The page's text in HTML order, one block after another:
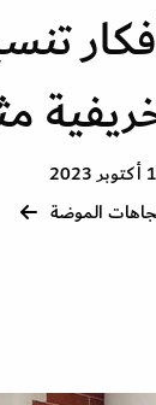
الموضة